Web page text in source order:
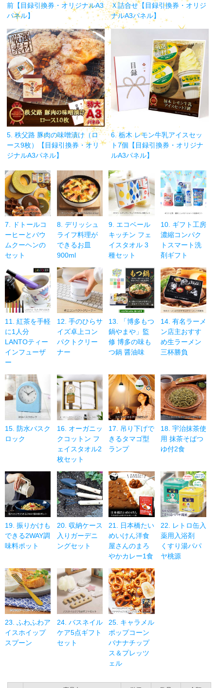
前【目録引換券・オリジナルA3
パネル】
Ｘ詰合せ【目録引換券・オリジ
ナルA3パネル】
5. 秩父路 豚肉の味噌漬け（ロ
ース9枚）【目録引換券・オリ
ジナルA3パネル】
6. 栃木 レモン牛乳アイスセッ
ト7個【目録引換券・オリジナ
ルA3パネル】
7. ドトールコ
ーヒーとバウ
ムクーヘンの
セット
8. デリッシュ
ライフ料理が
できるお皿
900ml
9. エコベール
キッチン フェ
イスタオル 3
種セット
10. ギフト工房
濃縮コンパク
トスマート洗
剤ギフト
11. 紅茶を手軽
に1人分
LANTOティー
インフューザ
ー
12. 手のひらサ
イズ卓上コン
パクトクリー
ナー
13. 「博多もつ
鍋やまや」監
修 博多の味も
つ鍋 醤油味
14. 有名ラーメ
ン店主おすす
め生ラーメン
三杯勝負
15. 防水バスク
ロック
16. オーガニッ
クコットン フ
ェイスタオル2
枚セット
17. 吊り下げで
きるタマゴ型
ランプ
18. 宇治抹茶使
用 抹茶そばつ
ゆ付2食
19. 振りかけも
できる2WAY調
味料ポット
20. 収納ケース
入りガーデニ
ングセット
21. 日本橋たい
めいけん洋食
屋さんのまろ
やかカレー1食
22. レトロ缶入
薬用入浴剤
くすり湯パパ
ヤ桃源
23. ふわふわア
イスホイップ
スプーン
24. バスネイル
ケア5点ギフト
セット
25. キャラメル
ポップコーン
バナナチップ
ス＆プレッツ
ェル